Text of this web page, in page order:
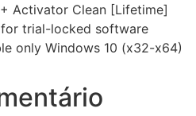
Activator Clean [Lifetime]
trial-locked software
only Windows 10 (x32-x64)